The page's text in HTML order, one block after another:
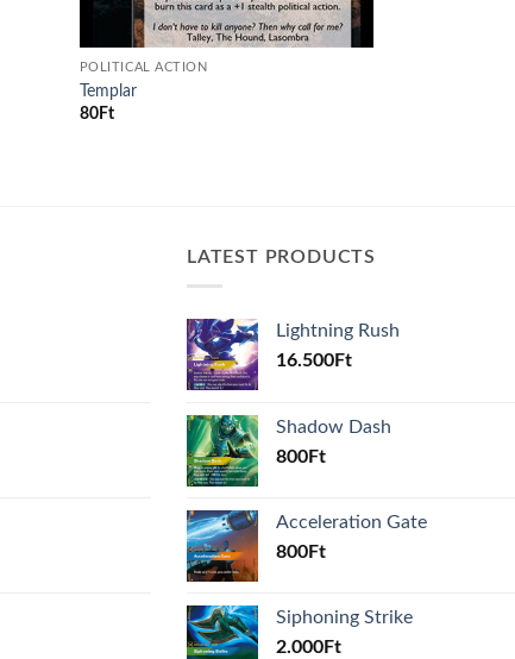
POLITICAL ACTION
Templar
80Ft
LATEST PRODUCTS
Lightning Rush
16.500Ft
Shadow Dash
800Ft
Acceleration Gate
800Ft
Siphoning Strike
2.000Ft